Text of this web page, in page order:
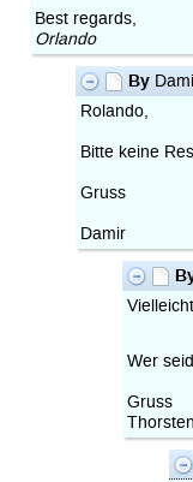
Best regards,
Orlando
By
Rolando,
Bitte keine
Gruss
Damir
Wer
Gruss
Thorsten